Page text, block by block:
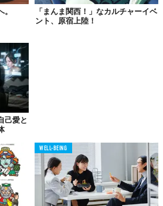
「まんま関西！」なカルチャーイベ
ント、原宿上陸！
己愛と
WELL-BEING